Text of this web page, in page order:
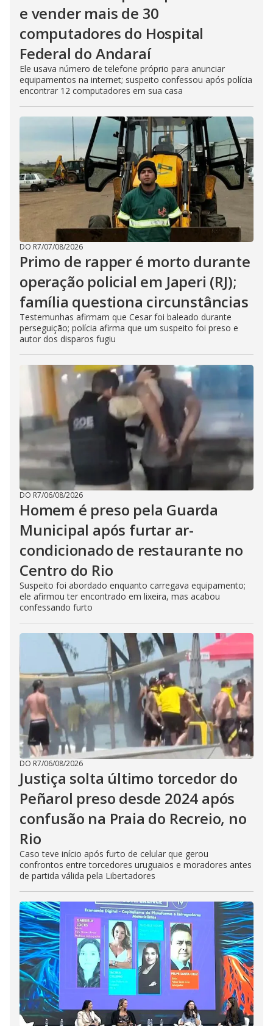
e vender mais de 30
computadores do Hospital
Federal do Andaraí
Ele usava número de telefone próprio para anunciar
equipamentos na internet; suspeito confessou após polícia
encontrar 12 computadores em sua casa
DO R7/07/08/2026
Primo de rapper é morto durante
operação policial em Japeri (RJ);
família questiona circunstâncias
Testemunhas afirmam que Cesar foi baleado durante
perseguição; polícia afirma que um suspeito foi preso e
autor dos disparos fugiu
DO R7/06/08/2026
Homem é preso pela Guarda
Municipal após furtar ar-
condicionado de restaurante no
Centro do Rio
Suspeito foi abordado enquanto carregava equipamento;
ele afirmou ter encontrado em lixeira, mas acabou
confessando furto
DO R7/06/08/2026
Justiça solta último torcedor do
Peñarol preso desde 2024 após
confusão na Praia do Recreio, no
Rio
Caso teve início após furto de celular que gerou
confrontos entre torcedores uruguaios e moradores antes
de partida válida pela Libertadores